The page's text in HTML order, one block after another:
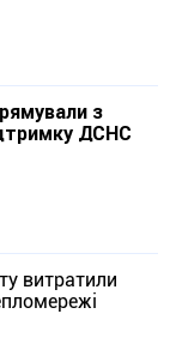
з
ДСНС
витратили